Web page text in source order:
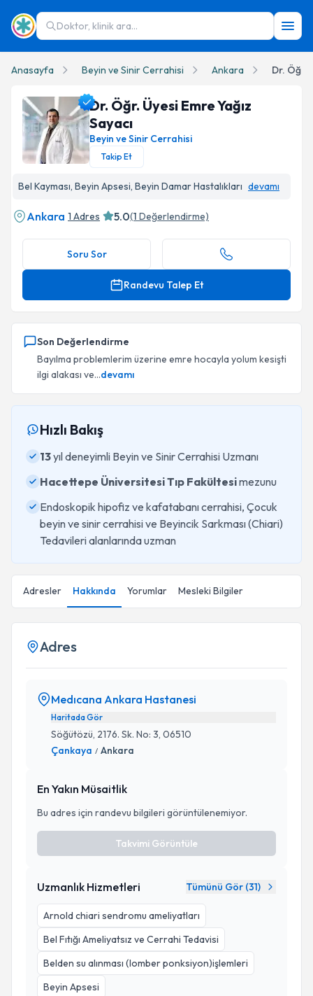
Doktor, klinik ara...
Anasayfa Beyin ve Sinir Cerrahisi Ankara Dr. Öğr.
Dr. Öğr. Üyesi Emre Yağız Sayacı Profil Fotoğrafı
Dr. Öğr. Üyesi Emre Yağız
Sayacı
Beyin ve Sinir Cerrahisi
Takip Et
Bel Kayması, Beyin Apsesi, Beyin Damar Hastalıkları devamı
Ankara 1 Adres 5.0(1 Değerlendirme)
Soru Sor
Randevu Talep Et
Son Değerlendirme
Bayılma problemlerim üzerine emre hocayla yolum kesişti
ilgi alakası ve...devamı
Hızlı Bakış
13yıl deneyimli Beyin ve Sinir Cerrahisi Uzmanı
Hacettepe Üniversitesi Tıp Fakültesimezunu
Endoskopik hipofiz ve kafatabanı cerrahisi, Çocuk
beyin ve sinir cerrahisi ve Beyincik Sarkması (Chiari)
Tedavileri alanlarında uzman
Adresler Hakkında Yorumlar Mesleki Bilgiler
Adres
Medıcana Ankara Hastanesi
Haritada Gör
Söğütözü, 2176. Sk. No: 3, 06510
Çankaya / Ankara
En Yakın Müsaitlik
Bu adres için randevu bilgileri görüntülenemiyor.
Takvimi Görüntüle
Uzmanlık Hizmetleri Tümünü Gör (31)
Arnold chiari sendromu ameliyatları
Bel Fıtığı Ameliyatsız ve Cerrahi Tedavisi
Belden su alınması (lomber ponksiyon)işlemleri
Beyin Apsesi